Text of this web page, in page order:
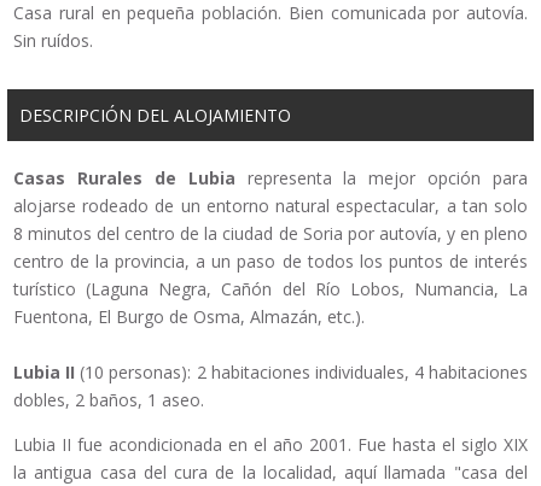
Casa rural en pequeña población. Bien comunicada por autovía.
Sin ruídos.
DESCRIPCIÓN DEL ALOJAMIENTO
Casas Rurales de Lubia representa la mejor opción para
alojarse rodeado de un entorno natural espectacular, a tan solo
8 minutos del centro de la ciudad de Soria por autovía, y en pleno
centro de la provincia, a un paso de todos los puntos de interés
turístico (Laguna Negra, Cañón del Río Lobos, Numancia, La
Fuentona, El Burgo de Osma, Almazán, etc.).
Lubia II (10 personas): 2 habitaciones individuales, 4 habitaciones
dobles, 2 baños, 1 aseo.
Lubia II fue acondicionada en el año 2001. Fue hasta el siglo XIX
la antigua casa del cura de la localidad, aquí llamada "casa del